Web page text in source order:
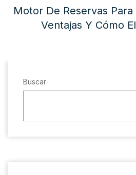
Motor De Reservas
Ventajas Y Cómo
Buscar